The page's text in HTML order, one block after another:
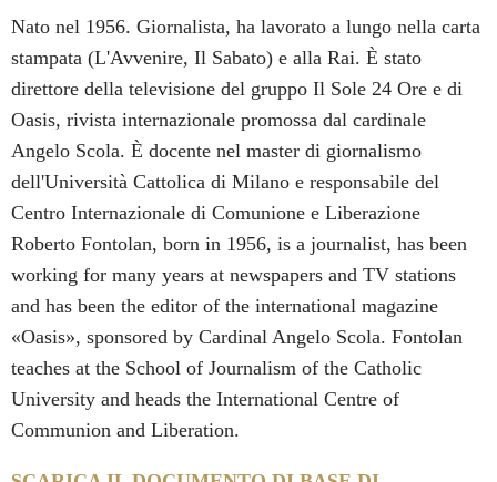
Nato nel 1956. Giornalista, ha lavorato a lungo nella carta
stampata (L'Avvenire, Il Sabato) e alla Rai. È stato
direttore della televisione del gruppo Il Sole 24 Ore e di
Oasis, rivista internazionale promossa dal cardinale
Angelo Scola. È docente nel master di giornalismo
dell'Università Cattolica di Milano e responsabile del
Centro Internazionale di Comunione e Liberazione
Roberto Fontolan, born in 1956, is a journalist, has been
working for many years at newspapers and TV stations
and has been the editor of the international magazine
«Oasis», sponsored by Cardinal Angelo Scola. Fontolan
teaches at the School of Journalism of the Catholic
University and heads the International Centre of
Communion and Liberation.